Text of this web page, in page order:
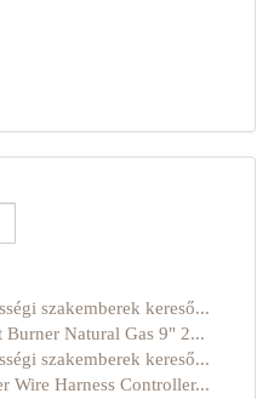
szakemberek kereső...
Burner Natural Gas 9" 2...
szakemberek kereső...
Wire Harness Controller...